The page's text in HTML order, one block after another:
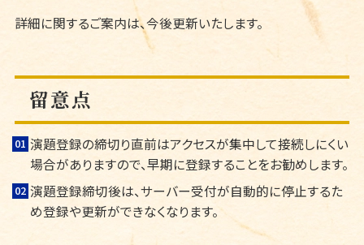
詳細に関するご案内は、今後更新いたします。
留意点
演題登録の締切り直前はアクセスが集中して接続しにくい
場合がありますので、早期に登録することをお勧めします。
演題登録締切後は、サーバー受付が自動的に停止するた
め登録や更新ができなくなります。